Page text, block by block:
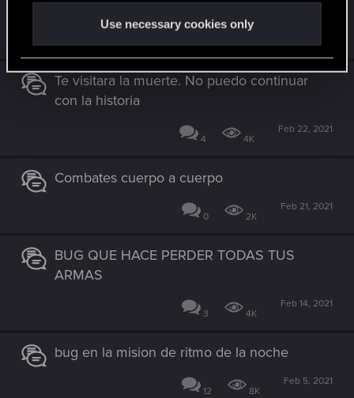
Use necessary cookies only
Te visitara la muerte. No puedo continuar
con la historia
4 4K
Feb 22, 2021
Combates cuerpo a cuerpo
0 2K
Feb 21, 2021
BUG QUE HACE PERDER TODAS TUS
ARMAS
3 4K
Feb 14, 2021
bug en la mision de ritmo de la noche
12 8K
Feb 5, 2021